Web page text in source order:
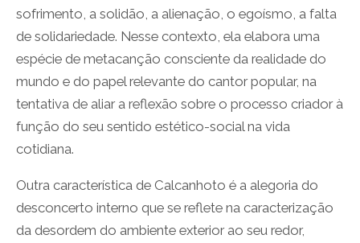
sofrimento, a solidão, a alienação, o egoísmo, a falta
de solidariedade. Nesse contexto, ela elabora uma
espécie de metacanção consciente da realidade do
mundo e do papel relevante do cantor popular, na
tentativa de aliar a reflexão sobre o processo criador à
função do seu sentido estético-social na vida
cotidiana.
Outra característica de Calcanhoto é a alegoria do
desconcerto interno que se reflete na caracterização
da desordem do ambiente exterior ao seu redor,